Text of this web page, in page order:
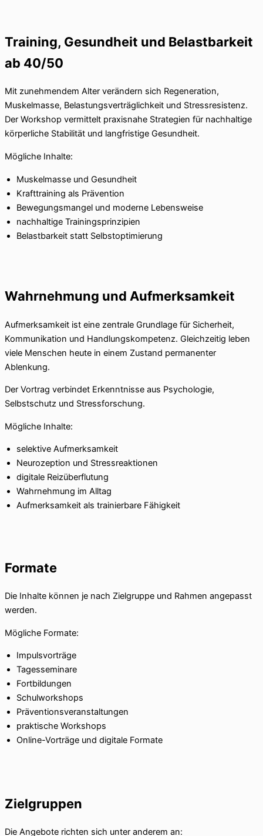
Training, Gesundheit und Belastbarkeit
ab 40/50
Mit zunehmendem Alter verändern sich Regeneration,
Muskelmasse, Belastungsverträglichkeit und Stressresistenz.
Der Workshop vermittelt praxisnahe Strategien für nachhaltige
körperliche Stabilität und langfristige Gesundheit.
Mögliche Inhalte:
Muskelmasse und Gesundheit
Krafttraining als Prävention
Bewegungsmangel und moderne Lebensweise
nachhaltige Trainingsprinzipien
Belastbarkeit statt Selbstoptimierung
Wahrnehmung und Aufmerksamkeit
Aufmerksamkeit ist eine zentrale Grundlage für Sicherheit,
Kommunikation und Handlungskompetenz. Gleichzeitig leben
viele Menschen heute in einem Zustand permanenter
Ablenkung.
Der Vortrag verbindet Erkenntnisse aus Psychologie,
Selbstschutz und Stressforschung.
Mögliche Inhalte:
selektive Aufmerksamkeit
Neurozeption und Stressreaktionen
digitale Reizüberflutung
Wahrnehmung im Alltag
Aufmerksamkeit als trainierbare Fähigkeit
Formate
Die Inhalte können je nach Zielgruppe und Rahmen angepasst
werden.
Mögliche Formate:
Impulsvorträge
Tagesseminare
Fortbildungen
Schulworkshops
Präventionsveranstaltungen
praktische Workshops
Online-Vorträge und digitale Formate
Zielgruppen
Die Angebote richten sich unter anderem an: